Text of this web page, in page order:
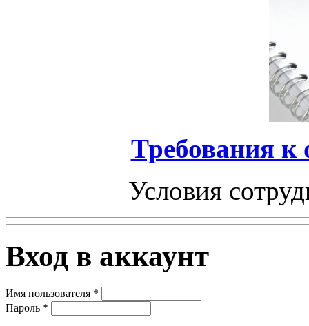
Требования к
Условия
Вход в аккаунт
Имя пользователя *
Пароль *